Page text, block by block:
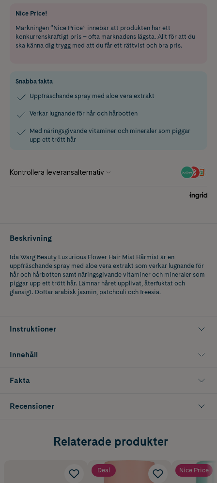
Nice Price!
Märkningen “Nice Price” innebär att produkten har ett
konkurrenskraftigt pris – ofta marknadens lägsta. Allt för att du
ska känna dig trygg med att du får ett rättvist och bra pris.
Snabba fakta
Uppfräschande spray med aloe vera extrakt
Verkar lugnande för hår och hårbotten
Med näringsgivande vitaminer och mineraler som piggar
upp ett trött hår
Beskrivning
Ida Warg Beauty Luxurious Flower Hair Mist Hårmist är en
uppfräschande spray med aloe vera extrakt som verkar lugnande för
hår och hårbotten samt näringsgivande vitaminer och mineraler som
piggar upp ett trött hår. Lämnar håret upplivat, återfuktat och
glansigt. Doftar arabisk jasmin, patchouli och freesia.
Instruktioner
Innehåll
Fakta
Recensioner
Relaterade produkter
Deal Nice Price